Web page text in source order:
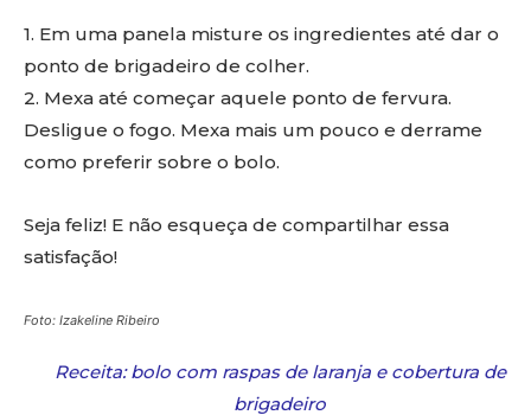
1. Em uma panela misture os ingredientes até dar o
ponto de brigadeiro de colher.
2. Mexa até começar aquele ponto de fervura.
Desligue o fogo. Mexa mais um pouco e derrame
como preferir sobre o bolo.
Seja feliz! E não esqueça de compartilhar essa
satisfação!
Foto: Izakeline Ribeiro
Receita: bolo com raspas de laranja e cobertura de
brigadeiro